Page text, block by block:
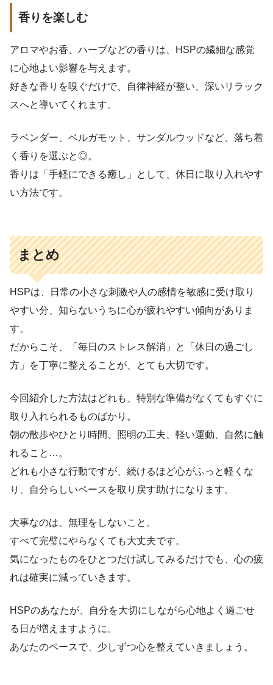
香りを楽しむ
アロマやお香、ハーブなどの香りは、HSPの繊細な感覚
に心地よい影響を与えます。
好きな香りを嗅ぐだけで、自律神経が整い、深いリラック
スへと導いてくれます。
ラベンダー、ベルガモット、サンダルウッドなど、落ち着
く香りを選ぶと◎。
香りは「手軽にできる癒し」として、休日に取り入れやす
い方法です。
まとめ
HSPは、日常の小さな刺激や人の感情を敏感に受け取り
やすい分、知らないうちに心が疲れやすい傾向がありま
す。
だからこそ、「毎日のストレス解消」と「休日の過ごし
方」を丁寧に整えることが、とても大切です。
今回紹介した方法はどれも、特別な準備がなくてもすぐに
取り入れられるものばかり。
朝の散歩やひとり時間、照明の工夫、軽い運動、自然に触
れること…。
どれも小さな行動ですが、続けるほど心がふっと軽くな
り、自分らしいペースを取り戻す助けになります。
大事なのは、無理をしないこと。
すべて完璧にやらなくても大丈夫です。
気になったものをひとつだけ試してみるだけでも、心の疲
れは確実に減っていきます。
HSPのあなたが、自分を大切にしながら心地よく過ごせ
る日が増えますように。
あなたのペースで、少しずつ心を整えていきましょう。